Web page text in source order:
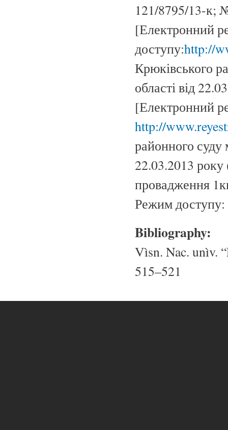
121/8795/13-к;
[Електронний
доступу:http://
Крюківського
області від
[Електронний
http://
районного суду
22.03.2013
провадження
Режим доступу:
Bibliography:
Vìsn. Nac. unìv.
515–521